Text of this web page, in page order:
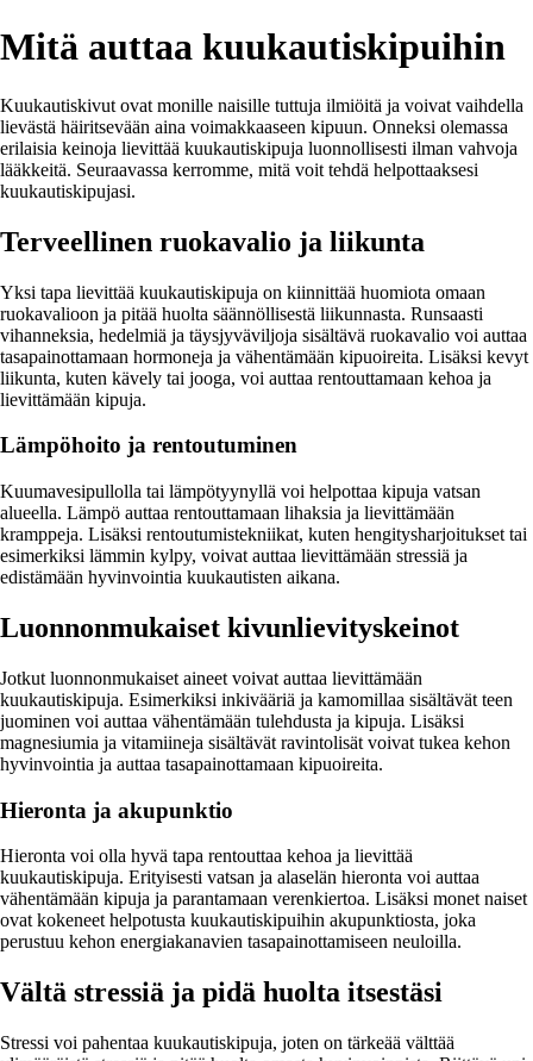
Mitä auttaa kuukautiskipuihin
Kuukautiskivut ovat monille naisille tuttuja ilmiöitä ja voivat vaihdella
lievästä häiritsevään aina voimakkaaseen kipuun. Onneksi olemassa
erilaisia keinoja lievittää kuukautiskipuja luonnollisesti ilman vahvoja
lääkkeitä. Seuraavassa kerromme, mitä voit tehdä helpottaaksesi
kuukautiskipujasi.
Terveellinen ruokavalio ja liikunta
Yksi tapa lievittää kuukautiskipuja on kiinnittää huomiota omaan
ruokavalioon ja pitää huolta säännöllisestä liikunnasta. Runsaasti
vihanneksia, hedelmiä ja täysjyväviljoja sisältävä ruokavalio voi auttaa
tasapainottamaan hormoneja ja vähentämään kipuoireita. Lisäksi kevyt
liikunta, kuten kävely tai jooga, voi auttaa rentouttamaan kehoa ja
lievittämään kipuja.
Lämpöhoito ja rentoutuminen
Kuumavesipullolla tai lämpötyynyllä voi helpottaa kipuja vatsan
alueella. Lämpö auttaa rentouttamaan lihaksia ja lievittämään
kramppeja. Lisäksi rentoutumistekniikat, kuten hengitysharjoitukset tai
esimerkiksi lämmin kylpy, voivat auttaa lievittämään stressiä ja
edistämään hyvinvointia kuukautisten aikana.
Luonnonmukaiset kivunlievityskeinot
Jotkut luonnonmukaiset aineet voivat auttaa lievittämään
kuukautiskipuja. Esimerkiksi inkivääriä ja kamomillaa sisältävät teen
juominen voi auttaa vähentämään tulehdusta ja kipuja. Lisäksi
magnesiumia ja vitamiineja sisältävät ravintolisät voivat tukea kehon
hyvinvointia ja auttaa tasapainottamaan kipuoireita.
Hieronta ja akupunktio
Hieronta voi olla hyvä tapa rentouttaa kehoa ja lievittää
kuukautiskipuja. Erityisesti vatsan ja alaselän hieronta voi auttaa
vähentämään kipuja ja parantamaan verenkiertoa. Lisäksi monet naiset
ovat kokeneet helpotusta kuukautiskipuihin akupunktiosta, joka
perustuu kehon energiakanavien tasapainottamiseen neuloilla.
Vältä stressiä ja pidä huolta itsestäsi
Stressi voi pahentaa kuukautiskipuja, joten on tärkeää välttää